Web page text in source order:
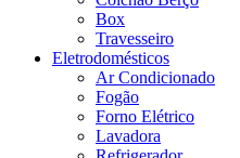
Box
Travesseiro
Eletrodomésticos
Ar Condicionado
Fogão
Forno Elétrico
Lavadora